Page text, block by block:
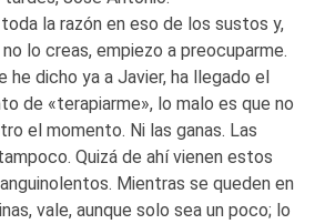
la razón en eso de los sustos y,
no lo creas, empiezo a preocuparme.
he dicho ya a Javier, ha llegado el
de «terapiarme», lo malo es que no
el momento. Ni las ganas. Las
Quizá de ahí vienen estos
Mientras se queden en
vale, aunque solo sea un poco; lo